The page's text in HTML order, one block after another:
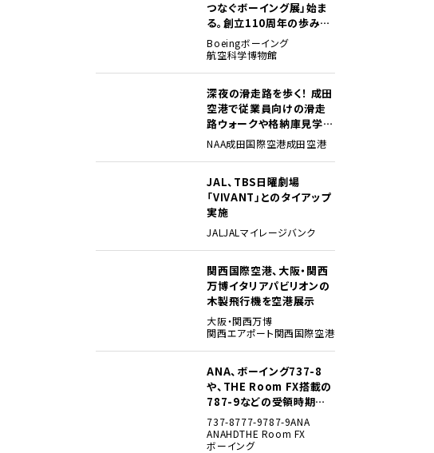
つなぐボーイング展」始ま
る。創立110周年の歩みを
貴重な資料でたどる
Boeingボーイング
航空科学博物館
深夜の滑走路を歩く！ 成田
空港で従業員向けの滑走
路ウォークや格納庫見学イ
ベントを初開催
NAA成田国際空港成田空港
JAL、TBS日曜劇場
「VIVANT」とのタイアップ
実施
JALJALマイレージバンク
関西国際空港、大阪・関西
万博イタリアパビリオンの
木製飛行機を空港展示
大阪・関西万博
関西エアポート関西国際空港
ANA、ボーイング737-8
や、THE Room FX搭載の
787-9などの受領時期見
込みを明らかに
737-8777-9787-9ANA
ANAHDTHE Room FX
ボーイング